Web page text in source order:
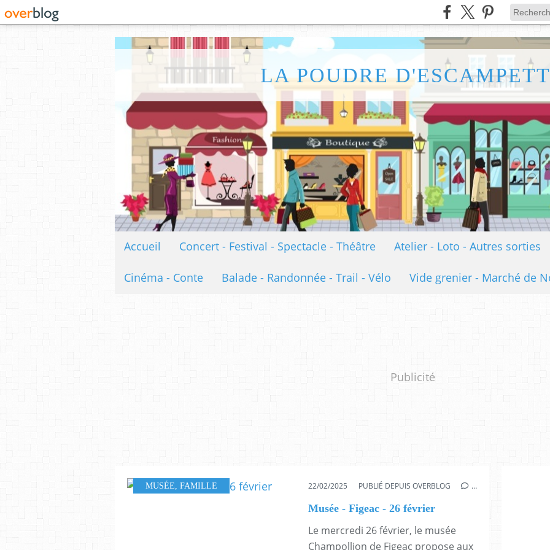
LA POUDRE
Accueil Concert - Festival - Spectacle - Théâtre Atelier - Loto - Autres sorties
Cinéma - Conte Balade - Randonnée - Trail - Vélo Vide grenier - Marché de
Publicité
MUSÉE FAMILLE 22/02/2025 PUBLIÉ DEPUIS OVERBLOG …
Musée - Figeac - 26 février
Le mercredi 26 février, le musée
Champollion de Figeac propose aux